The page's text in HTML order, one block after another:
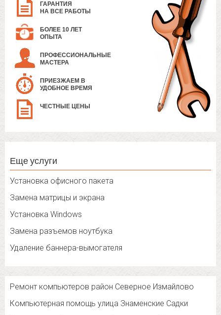
ГАРАНТИЯ
НА ВСЕ РАБОТЫ
БОЛЕЕ 10 ЛЕТ
ОПЫТА
ПРОФЕССИОНАЛЬНЫЕ
МАСТЕРА
ПРИЕЗЖАЕМ В
УДОБНОЕ ВРЕМЯ
ЧЕСТНЫЕ ЦЕНЫ
Еще услуги
Установка офисного пакета
Замена матрицы и экрана
Установка Windows
Замена разъемов ноутбука
Удаление баннера-вымогателя
Ремонт компьютеров район Северное Измайлово
Компьютерная помощь улица Знаменские Садки